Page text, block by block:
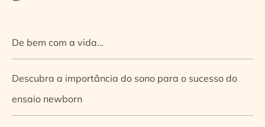
De bem com a vida…
Descubra a importância do sono para o sucesso do
ensaio newborn